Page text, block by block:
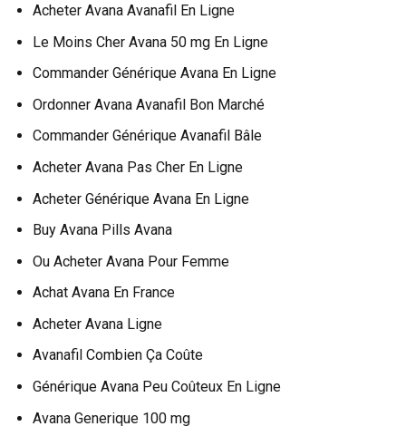
Acheter Avana Avanafil En Ligne
Le Moins Cher Avana 50 mg En Ligne
Commander Générique Avana En Ligne
Ordonner Avana Avanafil Bon Marché
Commander Générique Avanafil Bâle
Acheter Avana Pas Cher En Ligne
Acheter Générique Avana En Ligne
Buy Avana Pills Avana
Ou Acheter Avana Pour Femme
Achat Avana En France
Acheter Avana Ligne
Avanafil Combien Ça Coûte
Générique Avana Peu Coûteux En Ligne
Avana Generique 100 mg